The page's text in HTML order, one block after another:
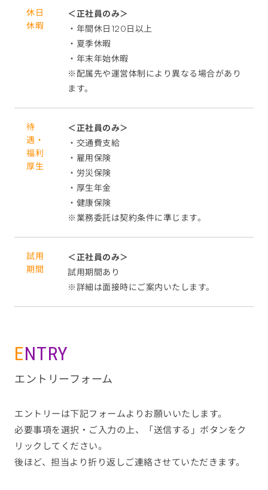
休日
休暇
＜正社員のみ＞
・年間休日120日以上
・夏季休暇
・年末年始休暇
※配属先や運営体制により異なる場合があり
ます。
待
遇・
福利
厚生
＜正社員のみ＞
・交通費支給
・雇用保険
・労災保険
・厚生年金
・健康保険
※業務委託は契約条件に準じます。
試用
期間
＜正社員のみ＞
試用期間あり
※詳細は面接時にご案内いたします。
ENTRY
エントリーフォーム
エントリーは下記フォームよりお願いいたします。
必要事項を選択・ご入力の上、「送信する」ボタンをク
リックしてください。
後ほど、担当より折り返しご連絡させていただきます。